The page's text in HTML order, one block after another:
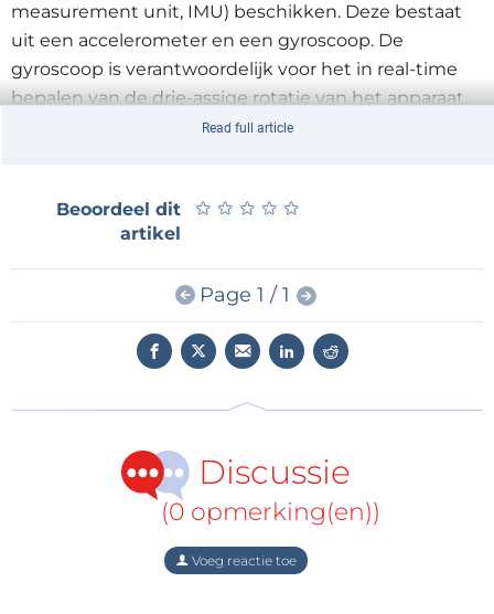
measurement unit, IMU) beschikken. Deze bestaat
uit een accelerometer en een gyroscoop. De
gyroscoop is verantwoordelijk voor het in real-time
bepalen van de drie-assige rotatie van het apparaat.
Hiervoor is een extreem snelle responstijd vereist om
Read full article
Beoordeel dit
artikel
★ ★ ★ ★ ★
★ ★ ★ ★ ★
Page 1 / 1
Discussie
(0 opmerking(en))
Voeg reactie toe